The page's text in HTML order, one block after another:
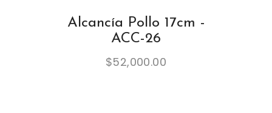
Alcancía Pollo 17cm -
ACC-26
$52,000.00